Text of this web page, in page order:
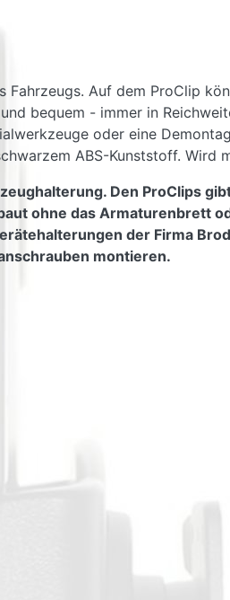
Auf dem ProClip
bequem - immer in
oder eine
ABS-Kunststoff. Wird
Den ProClips
ohne das Armaturenbrett
der Firma
montieren.